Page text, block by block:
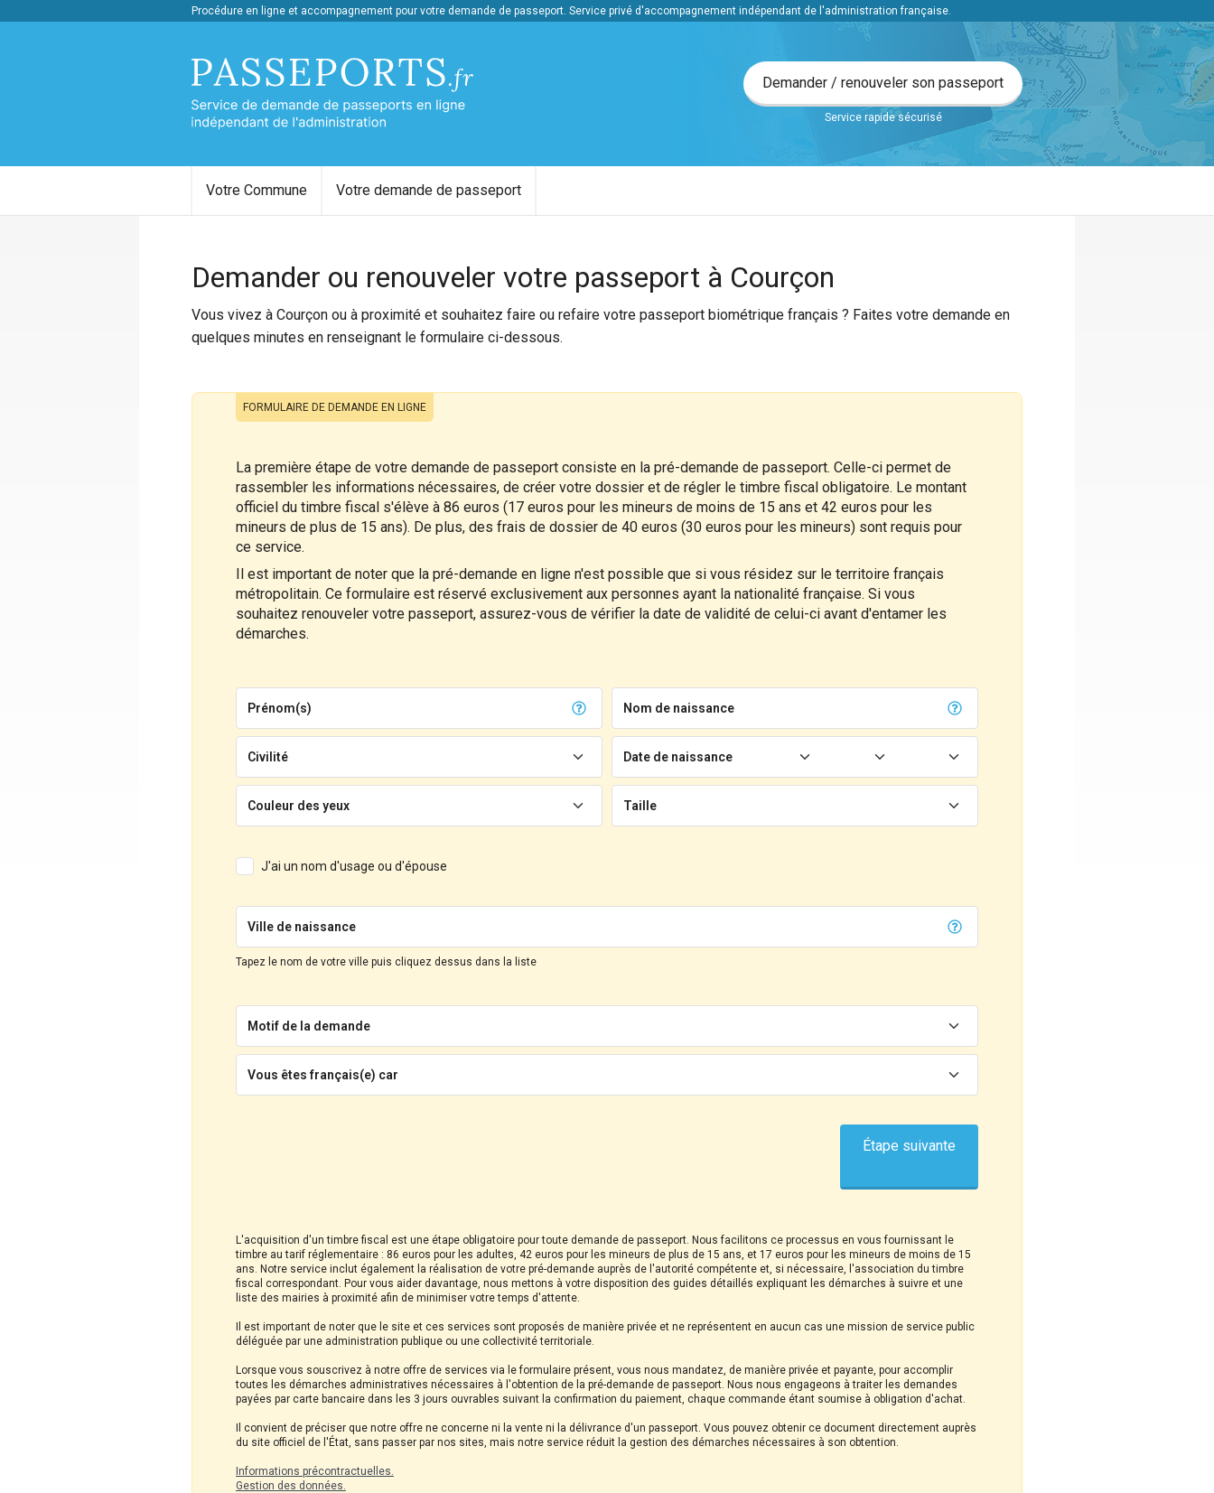
Procédure en ligne et accompagnement pour votre demande de passeport. Service privé d'accompagnement indépendant de l'administration française.
Demarchespasseports.fr, votre demande de passeport en ligne
Demander / renouveler son passeport
Service rapide sécurisé
Votre Commune Votre demande de passeport
Demander ou renouveler votre passeport à Courçon
Vous vivez à Courçon ou à proximité et souhaitez faire ou refaire votre passeport biométrique français ? Faites votre demande en
quelques minutes en renseignant le formulaire ci-dessous.
FORMULAIRE DE DEMANDE EN LIGNE
La première étape de votre demande de passeport consiste en la pré-demande de passeport. Celle-ci permet de
rassembler les informations nécessaires, de créer votre dossier et de régler le timbre fiscal obligatoire. Le montant
officiel du timbre fiscal s'élève à 86 euros (17 euros pour les mineurs de moins de 15 ans et 42 euros pour les
mineurs de plus de 15 ans). De plus, des frais de dossier de 40 euros (30 euros pour les mineurs) sont requis pour
ce service.
Il est important de noter que la pré-demande en ligne n'est possible que si vous résidez sur le territoire français
métropolitain. Ce formulaire est réservé exclusivement aux personnes ayant la nationalité française. Si vous
souhaitez renouveler votre passeport, assurez-vous de vérifier la date de validité de celui-ci avant d'entamer les
démarches.
Prénom(s) Nom de naissance
Civilité Date de naissance
Couleur des yeux Taille
J'ai un nom d'usage ou d'épouse
Ville de naissance
Tapez le nom de votre ville puis cliquez dessus dans la liste
Motif de la demande
Vous êtes français(e) car
L'acquisition d'un timbre fiscal est une étape obligatoire pour toute demande de passeport. Nous facilitons ce processus en vous fournissant le
timbre au tarif réglementaire : 86 euros pour les adultes, 42 euros pour les mineurs de plus de 15 ans, et 17 euros pour les mineurs de moins de 15
ans. Notre service inclut également la réalisation de votre pré-demande auprès de l'autorité compétente et, si nécessaire, l'association du timbre
fiscal correspondant. Pour vous aider davantage, nous mettons à votre disposition des guides détaillés expliquant les démarches à suivre et une
liste des mairies à proximité afin de minimiser votre temps d'attente.
Il est important de noter que le site et ces services sont proposés de manière privée et ne représentent en aucun cas une mission de service public
déléguée par une administration publique ou une collectivité territoriale.
Lorsque vous souscrivez à notre offre de services via le formulaire présent, vous nous mandatez, de manière privée et payante, pour accomplir
toutes les démarches administratives nécessaires à l'obtention de la pré-demande de passeport. Nous nous engageons à traiter les demandes
payées par carte bancaire dans les 3 jours ouvrables suivant la confirmation du paiement, chaque commande étant soumise à obligation d'achat.
Il convient de préciser que notre offre ne concerne ni la vente ni la délivrance d'un passeport. Vous pouvez obtenir ce document directement auprès
du site officiel de l'État, sans passer par nos sites, mais notre service réduit la gestion des démarches nécessaires à son obtention.
Informations précontractuelles.
Gestion des données.